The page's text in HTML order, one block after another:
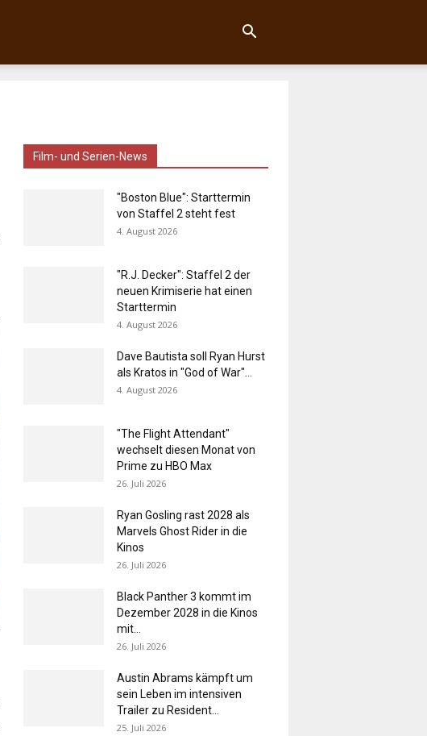
Film- und Serien-News
"Boston Blue": Starttermin
von Staffel 2 steht fest
4. August 2026
"R.J. Decker": Staffel 2 der
neuen Krimiserie hat einen
Starttermin
4. August 2026
Dave Bautista soll Ryan Hurst
als Kratos in "God of War"...
4. August 2026
"The Flight Attendant"
wechselt diesen Monat von
Prime zu HBO Max
26. Juli 2026
Ryan Gosling rast 2028 als
Marvels Ghost Rider in die
Kinos
26. Juli 2026
Black Panther 3 kommt im
Dezember 2028 in die Kinos
mit...
26. Juli 2026
Austin Abrams kämpft um
sein Leben im intensiven
Trailer zu Resident...
25. Juli 2026